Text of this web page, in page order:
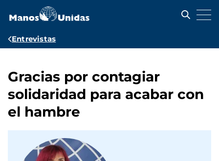
contenido
Ruta
navegación
Entrevistas
Gracias por contagiar
solidaridad para acabar con
el hambre